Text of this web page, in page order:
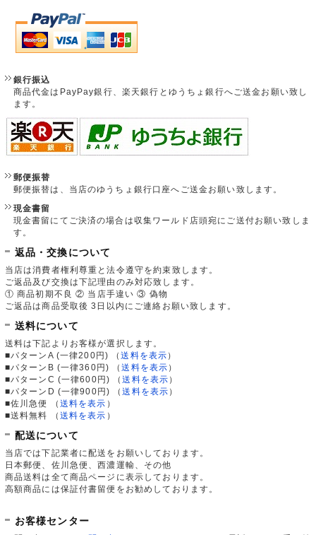
銀行振込
商品代金はPayPay銀行、楽天銀行とゆうちょ銀行へご送金お願い致し
ます。
郵便振替
郵便振替は、当店のゆうちょ銀行口座へご送金お願い致します。
現金書留
現金書留にてご決済の場合は収集ワールド店頭宛にご送付お願い致しま
す。
返品・交換について
当店は消費者権利尊重と法令遵守を約束致します。
ご返品及び交換は下記理由のみ対応致します。
① 商品初期不良 ② 当店手違い ③ 偽物
ご返品は商品受取後 3日以内にご連絡お願い致します。
送料について
送料は下記よりお客様が選択します。
■パターンA (一律200円)
（送料を表示 ）
■パターンB (一律360円)
（送料を表示 ）
■パターンC (一律600円)
（送料を表示 ）
■パターンD (一律900円)
（送料を表示 ）
■佐川急便
（ 送料を表示 ）
■送料無料
（ 送料を表示 ）
配送について
当店では下記業者に配送をお願いしております。
日本郵便、佐川急便、西濃運輸、その他
商品送料は全て商品ページに表示しております。
高額商品には保証付書留便をお勧めしております。
お客様センター